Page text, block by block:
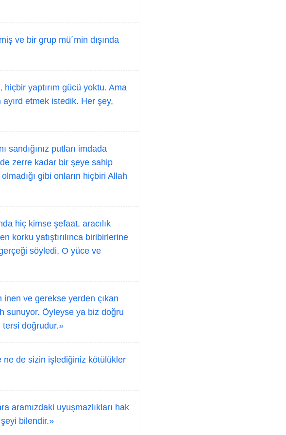
ve bir grup mü´min dışında
yaptırım gücü yoktu. Ama
etmek istedik. Her şey,
sandığınız putları imdada
zerre kadar bir şeye sahip
gibi onların hiçbiri Allah
hiç kimse şefaat, aracılık
korku yatıştırılınca biribirlerine
söyledi, O yüce ve
ve gerekse yerden çıkan
sunuyor. Öyleyse ya biz doğru
tersi doğrudur.»
ne de sizin işlediğiniz kötülükler
aramızdaki uyuşmazlıkları hak
bilendir.»